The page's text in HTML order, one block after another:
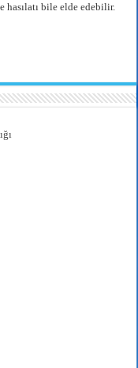
hasılatı bile elde edebilir.